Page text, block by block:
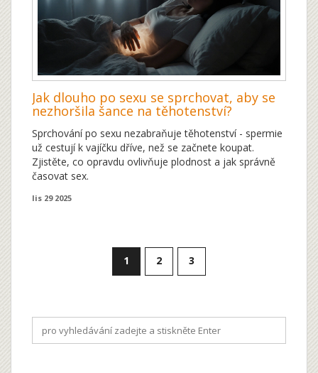
Jak dlouho po sexu se sprchovat, aby se
nezhoršila šance na těhotenství?
Sprchování po sexu nezabraňuje těhotenství - spermie
už cestují k vajíčku dříve, než se začnete koupat.
Zjistěte, co opravdu ovlivňuje plodnost a jak správně
časovat sex.
lis 29 2025
1 2 3